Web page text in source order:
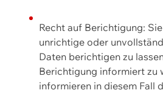
Recht auf Berichtigung:
unrichtige oder
Daten berichtigen zu
Berichtigung informiert zu
informieren in diesem Fall